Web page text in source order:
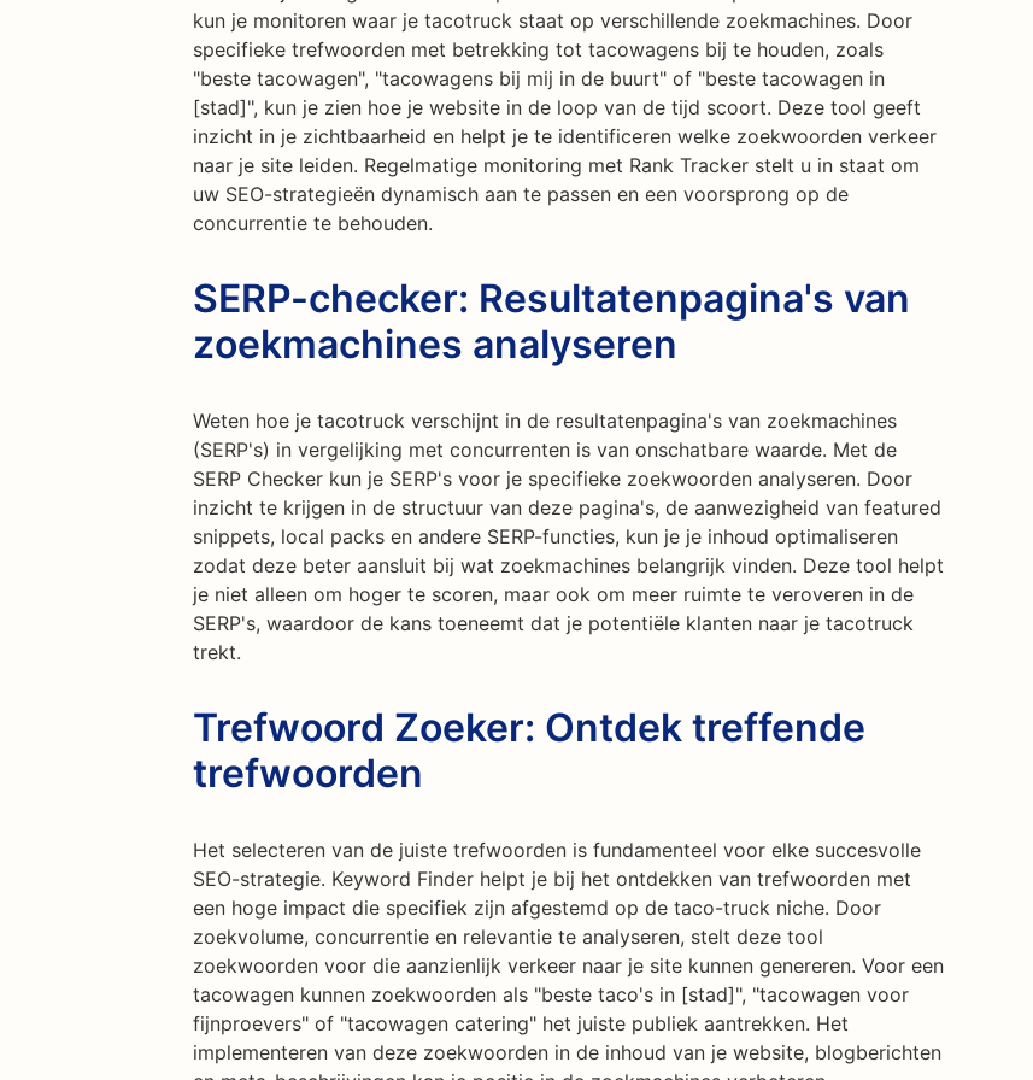
kun je monitoren waar je tacotruck staat op verschillende zoekmachines. Door
specifieke trefwoorden met betrekking tot tacowagens bij te houden, zoals
"beste tacowagen", "tacowagens bij mij in de buurt" of "beste tacowagen in
[stad]", kun je zien hoe je website in de loop van de tijd scoort. Deze tool geeft
inzicht in je zichtbaarheid en helpt je te identificeren welke zoekwoorden verkeer
naar je site leiden. Regelmatige monitoring met Rank Tracker stelt u in staat om
uw SEO-strategieën dynamisch aan te passen en een voorsprong op de
concurrentie te behouden.
SERP-checker: Resultatenpagina's van
zoekmachines analyseren
Weten hoe je tacotruck verschijnt in de resultatenpagina's van zoekmachines
(SERP's) in vergelijking met concurrenten is van onschatbare waarde. Met de
SERP Checker kun je SERP's voor je specifieke zoekwoorden analyseren. Door
inzicht te krijgen in de structuur van deze pagina's, de aanwezigheid van featured
snippets, local packs en andere SERP-functies, kun je je inhoud optimaliseren
zodat deze beter aansluit bij wat zoekmachines belangrijk vinden. Deze tool helpt
je niet alleen om hoger te scoren, maar ook om meer ruimte te veroveren in de
SERP's, waardoor de kans toeneemt dat je potentiële klanten naar je tacotruck
trekt.
Trefwoord Zoeker: Ontdek treffende
trefwoorden
Het selecteren van de juiste trefwoorden is fundamenteel voor elke succesvolle
SEO-strategie. Keyword Finder helpt je bij het ontdekken van trefwoorden met
een hoge impact die specifiek zijn afgestemd op de taco-truck niche. Door
zoekvolume, concurrentie en relevantie te analyseren, stelt deze tool
zoekwoorden voor die aanzienlijk verkeer naar je site kunnen genereren. Voor een
tacowagen kunnen zoekwoorden als "beste taco's in [stad]", "tacowagen voor
fijnproevers" of "tacowagen catering" het juiste publiek aantrekken. Het
implementeren van deze zoekwoorden in de inhoud van je website, blogberichten